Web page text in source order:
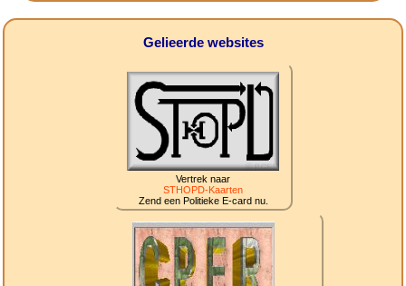
Gelieerde websites
Vertrek naar
STHOPD-Kaarten
Zend een Politieke E-card nu.